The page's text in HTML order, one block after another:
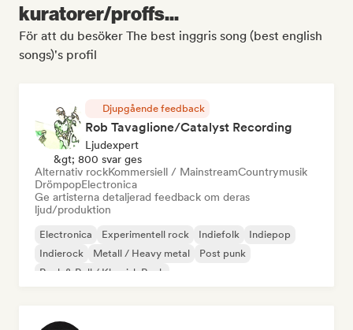
kuratorer/proffs...
För att du besöker The best inggris song (best english
songs)'s profil
Djupgående feedback
Rob Tavaglione/Catalyst Recording
Ljudexpert
&gt; 800 svar ges
Alternativ rockKommersiell / MainstreamCountrymusik
DrömpopElectronica
Ge artisterna detaljerad feedback om deras
ljud/produktion
Electronica Experimentell rock Indiefolk
Indiepop
Indierock
Metall / Heavy metal
Post punk
Rock & Roll / Klassisk Rock